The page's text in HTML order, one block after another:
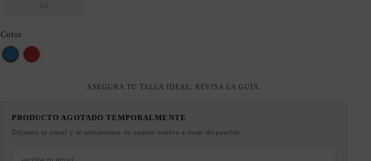
Color
AZUL Rojo
ASEGURA TU TALLA IDEAL: REVISA LA GUÍA.
PRODUCTO AGOTADO TEMPORALMENTE
Déjanos tu email y te avisaremos en cuanto vuelva a estar disponible.